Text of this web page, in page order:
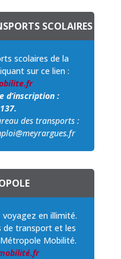
SCOLAIRES
scolaires de la
sur ce lien :
d’inscription :
des transports :
voyagez en illimité.
de transport et les
Mobilité.